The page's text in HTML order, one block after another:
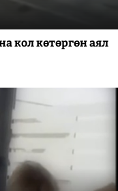
кол көтөргөн аял